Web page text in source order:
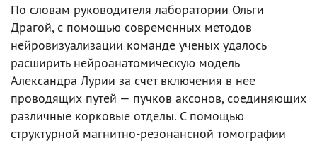
По словам руководителя лаборатории Ольги
Драгой, с помощью современных методов
нейровизуализации команде ученых удалось
расширить нейроанатомическую модель
Александра Лурии за счет включения в нее
проводящих путей — пучков аксонов, соединяющих
различные корковые отделы. С помощью
структурной магнитно-резонансной томографии